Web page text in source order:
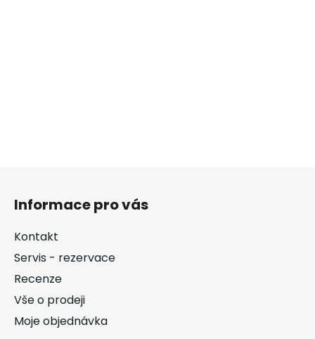
Informace pro vás
Kontakt
Servis - rezervace
Recenze
Vše o prodeji
Moje objednávka